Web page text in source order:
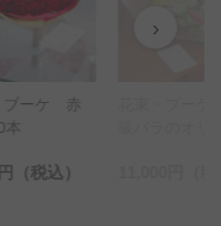
›
ブーケ 赤
（税込）